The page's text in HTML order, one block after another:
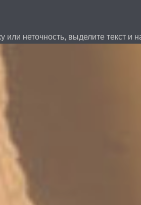
или неточность, выделите текст и